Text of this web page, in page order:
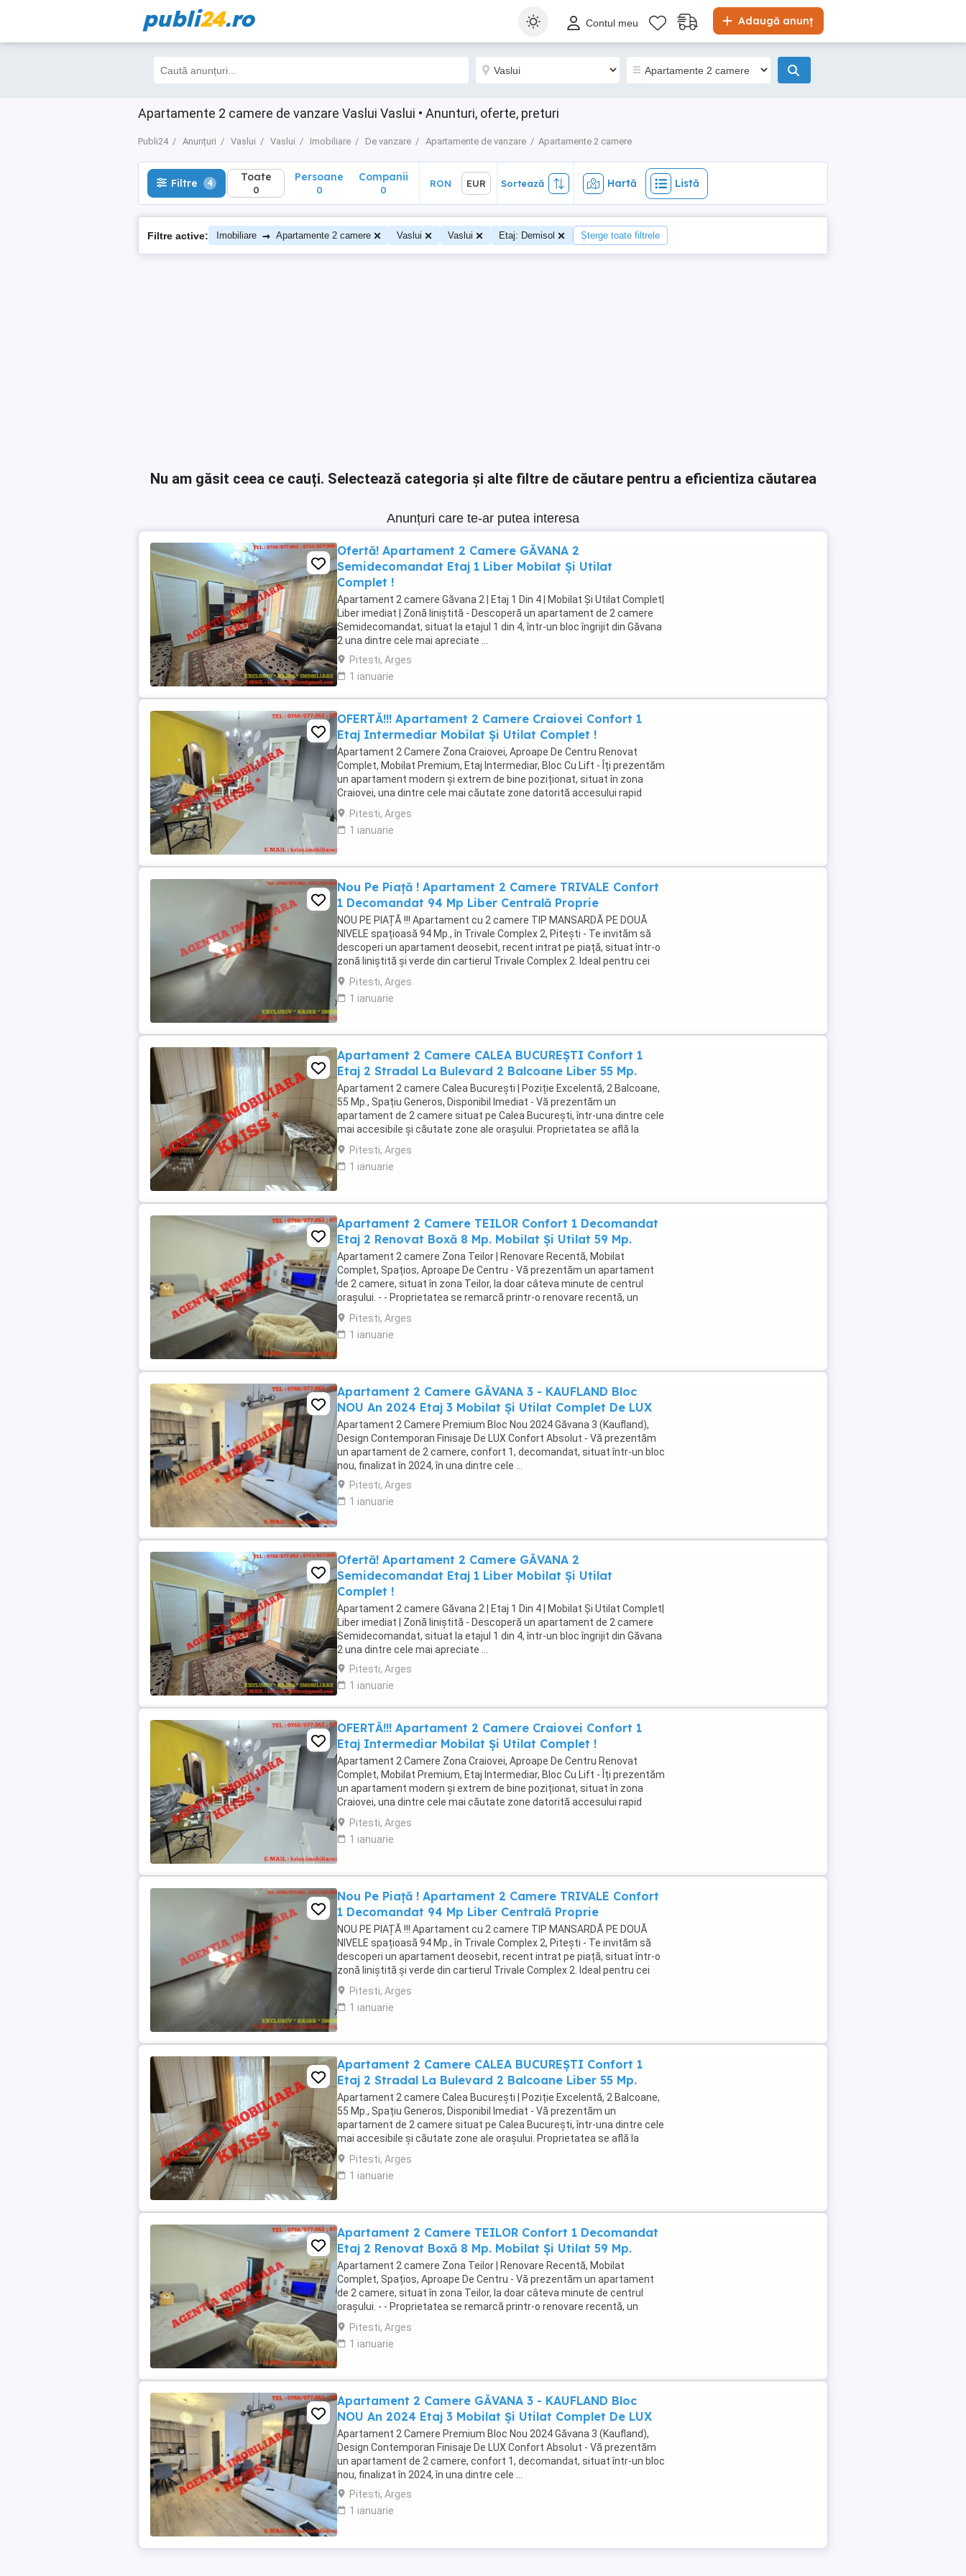
publi24.ro Adaugă anunț
Contul meu
Apartamente 2 camere de vanzare Vaslui Vaslui • Anunturi, oferte, preturi
Publi24 Anunțuri Vaslui Vaslui Imobiliare De vanzare Apartamente de vanzare Apartamente 2 camere
Filtre 4 Toate
0
Sortează Hartă Listă
Filtre 4 Toate
0
Persoane
0
Companii
0
RON EUR Sortează Hartă Listă
Filtre active: Imobiliare → Apartamente 2 camere Vaslui Vaslui Etaj: Demisol Șterge toate filtrele
Nu am găsit ceea ce cauți. Selectează categoria și alte filtre de căutare pentru a eficientiza căutarea
Anunțuri care te-ar putea interesa
Ofertă! Apartament 2 Camere GĂVANA 2
Semidecomandat Etaj 1 Liber Mobilat Și Utilat
Complet !
Apartament 2 camere Găvana 2 | Etaj 1 Din 4 | Mobilat Și Utilat Complet|
Liber imediat | Zonă liniștită - Descoperă un apartament de 2 camere
Semidecomandat, situat la etajul 1 din 4, într-un bloc îngrijit din Găvana
2 una dintre cele mai apreciate ...
Pitesti, Arges
1 ianuarie
OFERTĂ!!! Apartament 2 Camere Craiovei Confort 1
Etaj Intermediar Mobilat Și Utilat Complet !
Apartament 2 Camere Zona Craiovei, Aproape De Centru Renovat
Complet, Mobilat Premium, Etaj Intermediar, Bloc Cu Lift - Îți prezentăm
un apartament modern și extrem de bine poziționat, situat în zona
Craiovei, una dintre cele mai căutate zone datorită accesului rapid
către centrul orașului, ...
Pitesti, Arges
1 ianuarie
Nou Pe Piață ! Apartament 2 Camere TRIVALE Confort
1 Decomandat 94 Mp Liber Centrală Proprie
NOU PE PIAȚĂ !!! Apartament cu 2 camere TIP MANSARDĂ PE DOUĂ
NIVELE spațioasă 94 Mp., în Trivale Complex 2, Pitești - Te invităm să
descoperi un apartament deosebit, recent intrat pe piață, situat într-o
zonă liniștită și verde din cartierul Trivale Complex 2. Ideal pentru cei
care caută confort, ...
Pitesti, Arges
1 ianuarie
Apartament 2 Camere CALEA BUCUREȘTI Confort 1
Etaj 2 Stradal La Bulevard 2 Balcoane Liber 55 Mp.
Apartament 2 camere Calea București | Poziție Excelentă, 2 Balcoane,
55 Mp., Spațiu Generos, Disponibil Imediat - Vă prezentăm un
apartament de 2 camere situat pe Calea București, într-una dintre cele
mai accesibile și căutate zone ale orașului. Proprietatea se află la
etajul 2 al unui bloc cu 4 ...
Pitesti, Arges
1 ianuarie
Apartament 2 Camere TEILOR Confort 1 Decomandat
Etaj 2 Renovat Boxă 8 Mp. Mobilat Și Utilat 59 Mp.
Apartament 2 camere Zona Teilor | Renovare Recentă, Mobilat
Complet, Spațios, Aproape De Centru - Vă prezentăm un apartament
de 2 camere, situat în zona Teilor, la doar câteva minute de centrul
orașului. - - Proprietatea se remarcă printr-o renovare recentă, un
design modern și o compartimentare ...
Pitesti, Arges
1 ianuarie
Apartament 2 Camere GĂVANA 3 - KAUFLAND Bloc
NOU An 2024 Etaj 3 Mobilat Şi Utilat Complet De LUX
Apartament 2 Camere Premium Bloc Nou 2024 Găvana 3 (Kaufland),
Design Contemporan Finisaje De LUX Confort Absolut - Vă prezentăm
un apartament de 2 camere, confort 1, decomandat, situat într-un bloc
nou, finalizat în 2024, în una dintre cele ...
Pitesti, Arges
1 ianuarie
Ofertă! Apartament 2 Camere GĂVANA 2
Semidecomandat Etaj 1 Liber Mobilat Și Utilat
Complet !
Apartament 2 camere Găvana 2 | Etaj 1 Din 4 | Mobilat Și Utilat Complet|
Liber imediat | Zonă liniștită - Descoperă un apartament de 2 camere
Semidecomandat, situat la etajul 1 din 4, într-un bloc îngrijit din Găvana
2 una dintre cele mai apreciate ...
Pitesti, Arges
1 ianuarie
OFERTĂ!!! Apartament 2 Camere Craiovei Confort 1
Etaj Intermediar Mobilat Și Utilat Complet !
Apartament 2 Camere Zona Craiovei, Aproape De Centru Renovat
Complet, Mobilat Premium, Etaj Intermediar, Bloc Cu Lift - Îți prezentăm
un apartament modern și extrem de bine poziționat, situat în zona
Craiovei, una dintre cele mai căutate zone datorită accesului rapid
către centrul orașului, ...
Pitesti, Arges
1 ianuarie
Nou Pe Piață ! Apartament 2 Camere TRIVALE Confort
1 Decomandat 94 Mp Liber Centrală Proprie
NOU PE PIAȚĂ !!! Apartament cu 2 camere TIP MANSARDĂ PE DOUĂ
NIVELE spațioasă 94 Mp., în Trivale Complex 2, Pitești - Te invităm să
descoperi un apartament deosebit, recent intrat pe piață, situat într-o
zonă liniștită și verde din cartierul Trivale Complex 2. Ideal pentru cei
care caută confort, ...
Pitesti, Arges
1 ianuarie
Apartament 2 Camere CALEA BUCUREȘTI Confort 1
Etaj 2 Stradal La Bulevard 2 Balcoane Liber 55 Mp.
Apartament 2 camere Calea București | Poziție Excelentă, 2 Balcoane,
55 Mp., Spațiu Generos, Disponibil Imediat - Vă prezentăm un
apartament de 2 camere situat pe Calea București, într-una dintre cele
mai accesibile și căutate zone ale orașului. Proprietatea se află la
etajul 2 al unui bloc cu 4 ...
Pitesti, Arges
1 ianuarie
Apartament 2 Camere TEILOR Confort 1 Decomandat
Etaj 2 Renovat Boxă 8 Mp. Mobilat Și Utilat 59 Mp.
Apartament 2 camere Zona Teilor | Renovare Recentă, Mobilat
Complet, Spațios, Aproape De Centru - Vă prezentăm un apartament
de 2 camere, situat în zona Teilor, la doar câteva minute de centrul
orașului. - - Proprietatea se remarcă printr-o renovare recentă, un
design modern și o compartimentare ...
Pitesti, Arges
1 ianuarie
Apartament 2 Camere GĂVANA 3 - KAUFLAND Bloc
NOU An 2024 Etaj 3 Mobilat Şi Utilat Complet De LUX
Apartament 2 Camere Premium Bloc Nou 2024 Găvana 3 (Kaufland),
Design Contemporan Finisaje De LUX Confort Absolut - Vă prezentăm
un apartament de 2 camere, confort 1, decomandat, situat într-un bloc
nou, finalizat în 2024, în una dintre cele ...
Pitesti, Arges
1 ianuarie